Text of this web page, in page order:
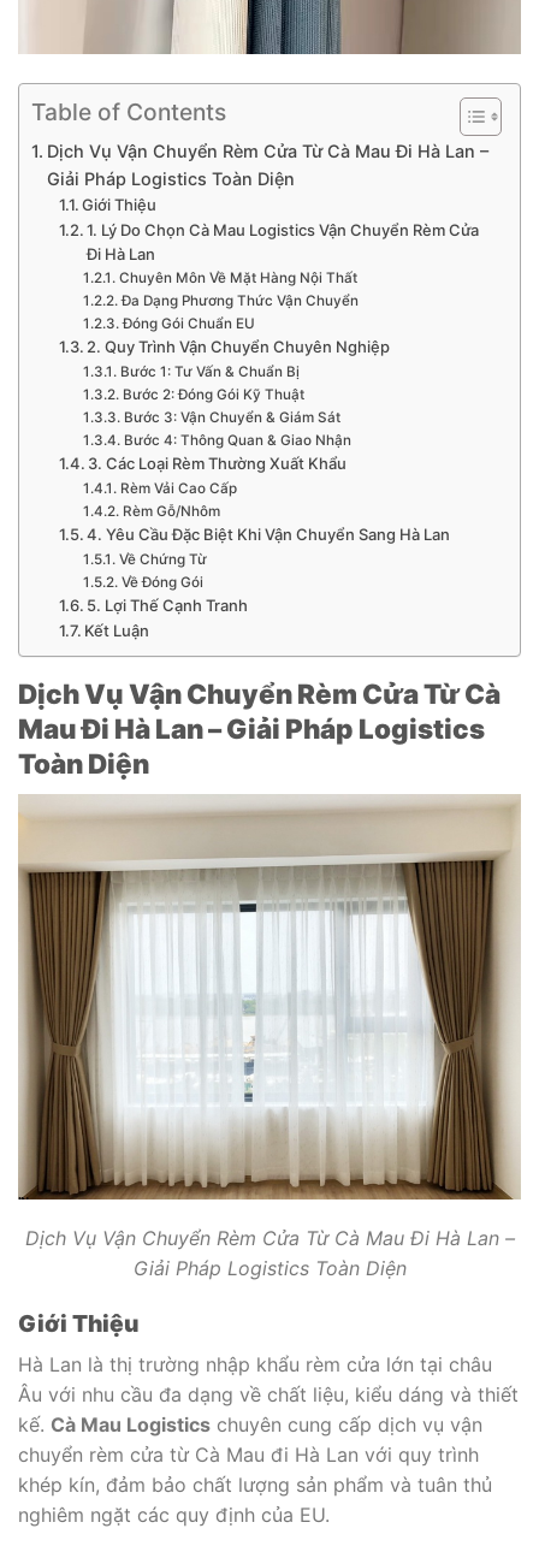
Table of Contents
Dịch Vụ Vận Chuyển Rèm Cửa Từ Cà Mau Đi Hà Lan –
Giải Pháp Logistics Toàn Diện
Giới Thiệu
1. Lý Do Chọn Cà Mau Logistics Vận Chuyển Rèm Cửa
Đi Hà Lan
Chuyên Môn Về Mặt Hàng Nội Thất
Đa Dạng Phương Thức Vận Chuyển
Đóng Gói Chuẩn EU
2. Quy Trình Vận Chuyển Chuyên Nghiệp
Bước 1: Tư Vấn & Chuẩn Bị
Bước 2: Đóng Gói Kỹ Thuật
Bước 3: Vận Chuyển & Giám Sát
Bước 4: Thông Quan & Giao Nhận
3. Các Loại Rèm Thường Xuất Khẩu
Rèm Vải Cao Cấp
Rèm Gỗ/Nhôm
4. Yêu Cầu Đặc Biệt Khi Vận Chuyển Sang Hà Lan
Về Chứng Từ
Về Đóng Gói
5. Lợi Thế Cạnh Tranh
Kết Luận
Dịch Vụ Vận Chuyển Rèm Cửa Từ Cà
Mau Đi Hà Lan – Giải Pháp Logistics
Toàn Diện
Dịch Vụ Vận Chuyển Rèm Cửa Từ Cà Mau Đi Hà Lan –
Giải Pháp Logistics Toàn Diện
Giới Thiệu
Hà Lan là thị trường nhập khẩu rèm cửa lớn tại châu
Âu với nhu cầu đa dạng về chất liệu, kiểu dáng và thiết
kế. Cà Mau Logistics chuyên cung cấp dịch vụ vận
chuyển rèm cửa từ Cà Mau đi Hà Lan với quy trình
khép kín, đảm bảo chất lượng sản phẩm và tuân thủ
nghiêm ngặt các quy định của EU.